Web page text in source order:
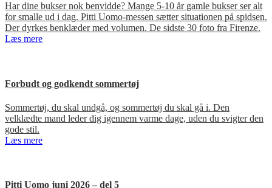
Har dine bukser nok benvidde? Mange 5-10 år gamle bukser ser alt
for smalle ud i dag. Pitti Uomo-messen sætter situationen på spidsen.
Der dyrkes benklæder med volumen. De sidste 30 foto fra Firenze.
Læs mere
Forbudt og godkendt sommertøj
Sommertøj, du skal undgå, og sommertøj du skal gå i. Den
velklædte mand leder dig igennem varme dage, uden du svigter den
gode stil.
Læs mere
Pitti Uomo juni 2026 – del 5